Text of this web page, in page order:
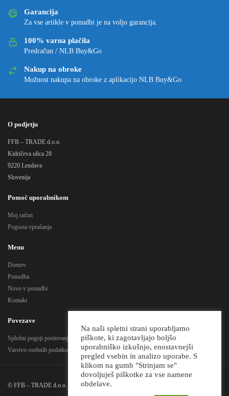
Garancija
Za vse artikle v ponudbi je na voljo garancija.
100% varna plačila
Predračun / NLB Buy&Go
Nakup na obroke
Možnost nakupa na obroke z aplikacijo NLB Buy&Go
O podjetju
FFB – TRADE d.o.o.
Kidričeva ulica 28
9220 Lendava
Slovenija
Pomoč uporabnikom
Moj račun
Pogosta vprašanja
Menu
Domov
Ponudba
Novo v ponudbi
Kontakt
Povezave
Splošni pogoji poslovanja
Varstvo osebnih podatkov
© FFB – TRADE d.o.o. Vse pravice pridržane!
Na naši spletni strani uporabljamo
piškote, ki zagotavljajo boljšo
uporabniško izkušnjo, enostavnejši
pregled vsebin in analizo uporabe. S
klikom na gumb "Strinjam se"
dovoljuješ piškotke za vse namene
obdelave.